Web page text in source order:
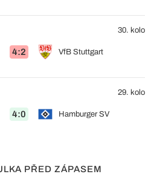
4:2 VfB Stuttgart
30. kolo
4:0 Hamburger SV
29. kolo
PŘED ZÁPASEM